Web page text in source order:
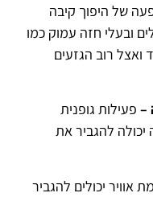
של היפוך קיבה
ובעלי חזה עמוק כמו
ואצל רוב הגזעים
– פעילות גופנית
להגביר את
אוויר יכולים להגביר